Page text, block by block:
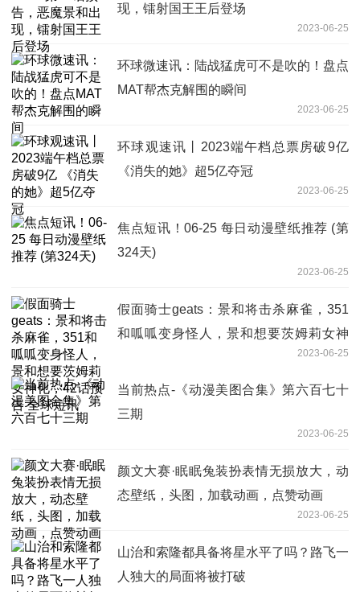
现，镭射国王王后登场
2023-06-25
环球微速讯：陆战猛虎可不是吹的！盘点
MAT帮杰克解围的瞬间
2023-06-25
环球观速讯丨2023端午档总票房破9亿
《消失的她》超5亿夺冠
2023-06-25
焦点短讯！06-25 每日动漫壁纸推荐 (第
324天)
2023-06-25
假面骑士geats：景和将击杀麻雀，351
和呱呱变身怪人，景和想要茨姆莉女神
2023-06-25
当前热点-《动漫美图合集》第六百七十
三期
2023-06-25
颜文大赛·眠眠兔装扮表情无损放大，动
态壁纸，头图，加载动画，点赞动画
2023-06-25
山治和索隆都具备将星水平了吗？路飞一
人独大的局面将被打破